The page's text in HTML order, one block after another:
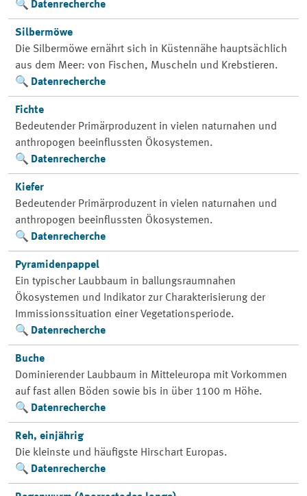
Datenrecherche
Silbermöwe
Die Silbermöwe ernährt sich in Küstennähe hauptsächlich
aus dem Meer: von Fischen, Muscheln und Krebstieren.
Datenrecherche
Fichte
Bedeutender Primärproduzent in vielen naturnahen und
anthropogen beeinflussten Ökosystemen.
Datenrecherche
Kiefer
Bedeutender Primärproduzent in vielen naturnahen und
anthropogen beeinflussten Ökosystemen.
Datenrecherche
Pyramidenpappel
Ein typischer Laubbaum in ballungsraumnahen
Ökosystemen und Indikator zur Charakterisierung der
Immissionssituation einer Vegetationsperiode.
Datenrecherche
Buche
Dominierender Laubbaum in Mitteleuropa mit Vorkommen
auf fast allen Böden sowie bis in über 1100 m Höhe.
Datenrecherche
Reh, einjährig
Die kleinste und häufigste Hirschart Europas.
Datenrecherche